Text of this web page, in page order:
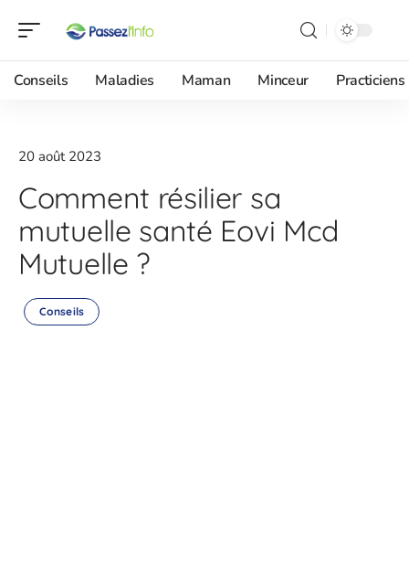
Conseils Maladies Maman Minceur Practiciens
20 août 2023
Comment résilier sa
mutuelle santé Eovi Mcd
Mutuelle ?
Conseils